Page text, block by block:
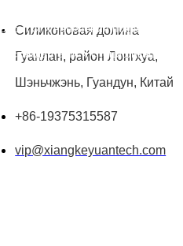
и нанесения покрытий -
стандартами и спецификациями
Силиконовая долина
Гуанлан, район Лонгхуа,
Шэньчжэнь, Гуандун, Китай
+86-19375315587
vip@xiangkeyuantech.com